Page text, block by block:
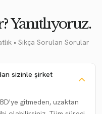
Yanıtlıyoruz.
• Sıkça Sorulan Sorular
sizinle şirket
gitmeden, uzaktan